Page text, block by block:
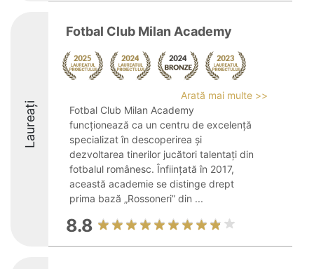
Laureați
Fotbal Club Milan Academy
Arată mai multe >>
Fotbal Club Milan Academy
funcționează ca un centru de excelență
specializat în descoperirea și
dezvoltarea tinerilor jucători talentați din
fotbalul românesc. Înființată în 2017,
această academie se distinge drept
prima bază „Rossoneri” din ...
8.8